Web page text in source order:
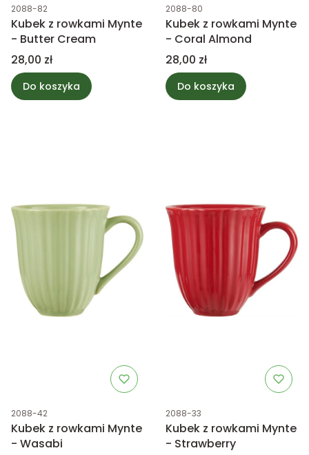
Kod produktu
2088-82
Kubek z rowkami Mynte
- Butter Cream
Cena
28,00 zł
Do koszyka
Kod produktu
2088-80
Kubek z rowkami Mynte
- Coral Almond
Cena
28,00 zł
Do koszyka
Kod produktu
2088-42
Kubek z rowkami Mynte
- Wasabi
Kod produktu
2088-33
Kubek z rowkami Mynte
- Strawberry